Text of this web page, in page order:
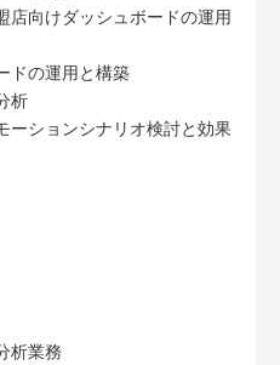
店向けダッシュボードの運用
ドの運用と構築
析
ーションシナリオ検討と効果
析業務